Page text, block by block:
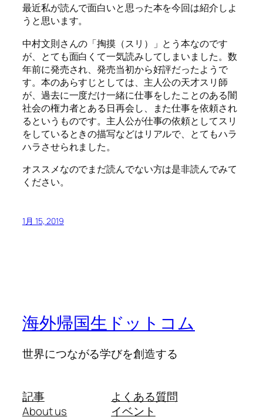
最近私が読んで面白いと思った本を今回は紹介しよ
うと思います。
中村文則さんの「掏摸（スリ）」とう本なのです
が、とても面白くて一気読みしてしまいました。数
年前に発売され、発売当初から好評だったようで
す。本のあらすじとしては、主人公の天才スリ師
が、過去に一度だけ一緒に仕事をしたことのある闇
社会の権力者とある日再会し、また仕事を依頼され
るというものです。主人公が仕事の依頼としてスリ
をしているときの描写などはリアルで、とてもハラ
ハラさせられました。
オススメなのでまだ読んでない方は是非読んでみて
ください。
1月 15, 2019
海外帰国生ドットコム
世界につながる学びを創造する
記事
About us
よくある質問
イベント